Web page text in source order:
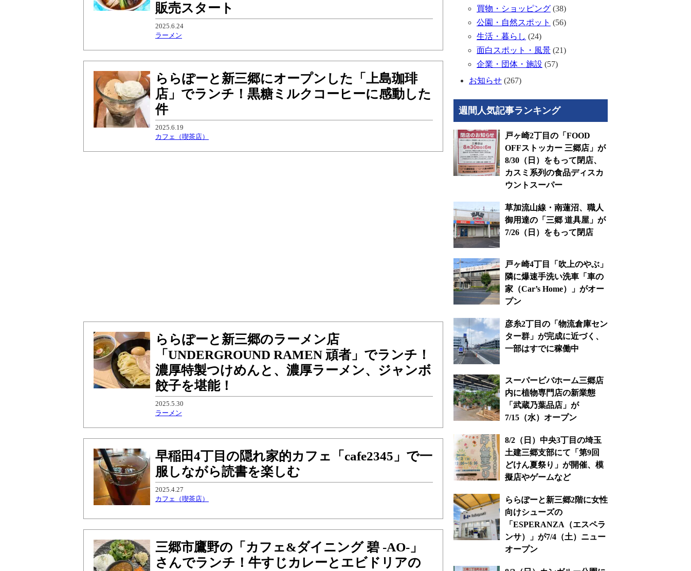
販売スタート
2025.6.24
ラーメン
ららぽーと新三郷にオープンした「上島珈琲
店」でランチ！黒糖ミルクコーヒーに感動した
件
2025.6.19
カフェ（喫茶店）
ららぽーと新三郷のラーメン店
「UNDERGROUND RAMEN 頑者」でランチ！
濃厚特製つけめんと、濃厚ラーメン、ジャンボ
餃子を堪能！
2025.5.30
ラーメン
早稲田4丁目の隠れ家的カフェ「cafe2345」で一
服しながら読書を楽しむ
2025.4.27
カフェ（喫茶店）
三郷市鷹野の「カフェ&ダイニング 碧 -AO-」
さんでランチ！牛すじカレーとエビドリアの
買物・ショッピング (38)
公園・自然スポット (56)
生活・暮らし (24)
面白スポット・風景 (21)
企業・団体・施設 (57)
お知らせ (267)
週間人気記事ランキング
戸ヶ崎2丁目の「FOOD
OFFストッカー 三郷店」が
8/30（日）をもって閉店、
カスミ系列の食品ディスカ
ウントスーパー
草加流山線・南蓮沼、職人
御用達の「三郷 道具屋」が
7/26（日）をもって閉店
戸ヶ崎4丁目「吹上のやぶ」
隣に爆速手洗い洗車「車の
家（Car’s Home）」がオー
プン
彦糸2丁目の「物流倉庫セン
ター群」が完成に近づく、
一部はすでに稼働中
スーパービバホーム三郷店
内に植物専門店の新業態
「武蔵乃葉品店」が
7/15（水）オープン
8/2（日）中央3丁目の埼玉
土建三郷支部にて「第9回
どけん夏祭り」が開催、模
擬店やゲームなど
ららぽーと新三郷2階に女性
向けシューズの
「ESPERANZA（エスペラ
ンサ）」が7/4（土）ニュー
オープン